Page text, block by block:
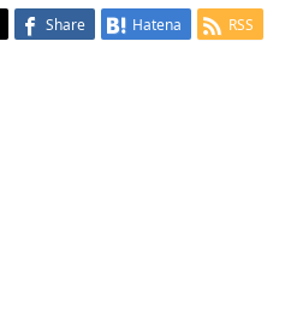
Share Hatena RSS